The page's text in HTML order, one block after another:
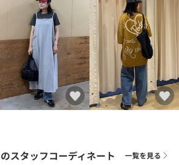
のスタッフコーディネート 一覧を見る